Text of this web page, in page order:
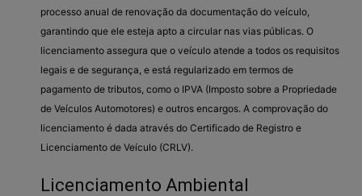
processo anual de renovação da documentação do veículo,
garantindo que ele esteja apto a circular nas vias públicas. O
licenciamento assegura que o veículo atende a todos os requisitos
legais e de segurança, e está regularizado em termos de
pagamento de tributos, como o IPVA (Imposto sobre a Propriedade
de Veículos Automotores) e outros encargos. A comprovação do
licenciamento é dada através do Certificado de Registro e
Licenciamento de Veículo (CRLV).
Licenciamento Ambiental